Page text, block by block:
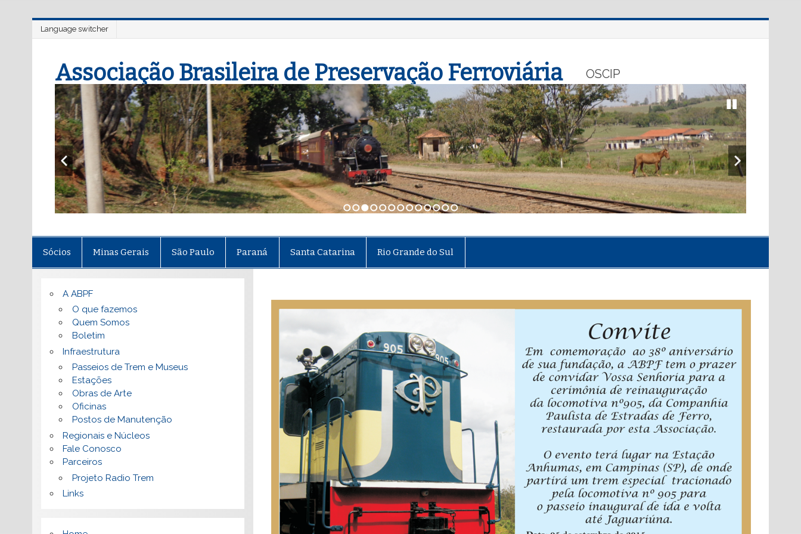
Language switcher
Associação Brasileira de Preservação Ferroviária OSCIP
1 2 3 4 5 6 7 8 910111213
Sócios Minas Gerais São Paulo Paraná Santa Catarina Rio Grande do Sul
A ABPF
O que fazemos
Quem Somos
Boletim
Infraestrutura
Passeios de Trem e Museus
Estações
Obras de Arte
Oficinas
Postos de Manutenção
Regionais e Núcleos
Fale Conosco
Parceiros
Projeto Radio Trem
Links